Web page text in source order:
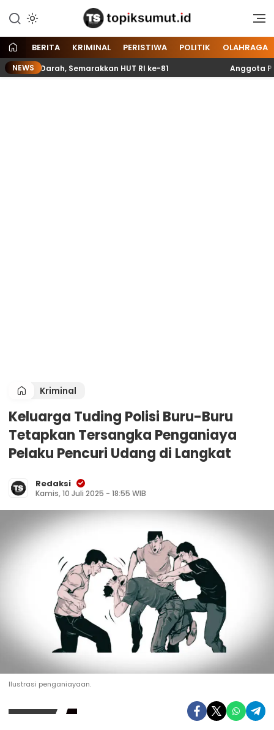
Topik Sumut
Memberitakan Seputar
dan Nasional
BERITA KRIMINAL PERISTIWA POLITIK OLAHRAGA
NEWSSemarakkan HUT RI ke-81 Anggota
Kriminal
Keluarga Tuding Polisi Buru-Buru
Tetapkan Tersangka Penganiaya
Pelaku Pencuri Udang di Langkat
Redaksi
Kamis, 10 Juli 2025 - 18:55 WIB
Ilustrasi penganiayaan.